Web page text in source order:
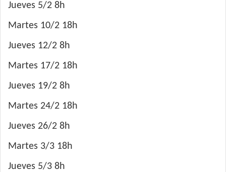
Jueves 5/2 8h
Martes 10/2 18h
Jueves 12/2 8h
Martes 17/2 18h
Jueves 19/2 8h
Martes 24/2 18h
Jueves 26/2 8h
Martes 3/3 18h
Jueves 5/3 8h